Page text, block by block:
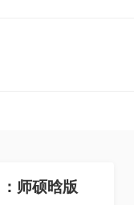
师硕晗版